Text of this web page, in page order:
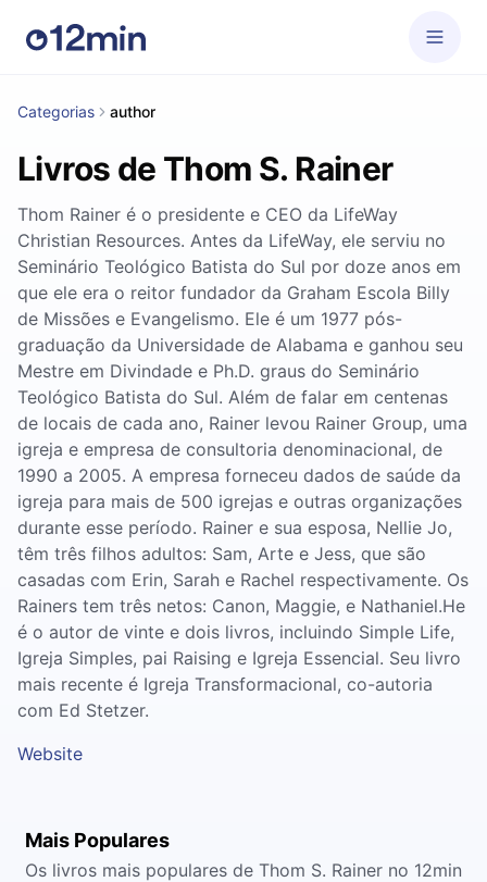
Categorias author
Livros de Thom S. Rainer
Thom Rainer é o presidente e CEO da LifeWay
Christian Resources. Antes da LifeWay, ele serviu no
Seminário Teológico Batista do Sul por doze anos em
que ele era o reitor fundador da Graham Escola Billy
de Missões e Evangelismo. Ele é um 1977 pós-
graduação da Universidade de Alabama e ganhou seu
Mestre em Divindade e Ph.D. graus do Seminário
Teológico Batista do Sul. Além de falar em centenas
de locais de cada ano, Rainer levou Rainer Group, uma
igreja e empresa de consultoria denominacional, de
1990 a 2005. A empresa forneceu dados de saúde da
igreja para mais de 500 igrejas e outras organizações
durante esse período. Rainer e sua esposa, Nellie Jo,
têm três filhos adultos: Sam, Arte e Jess, que são
casadas com Erin, Sarah e Rachel respectivamente. Os
Rainers tem três netos: Canon, Maggie, e Nathaniel.He
é o autor de vinte e dois livros, incluindo Simple Life,
Igreja Simples, pai Raising e Igreja Essencial. Seu livro
mais recente é Igreja Transformacional, co-autoria
com Ed Stetzer.
Website
Mais Populares
Os livros mais populares de Thom S. Rainer no 12min